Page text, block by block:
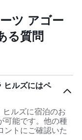
ツ アゴー
る質問
ヒルズにはペ
ヒルズに宿泊のお
可能です。他の種
ントにご確認いた